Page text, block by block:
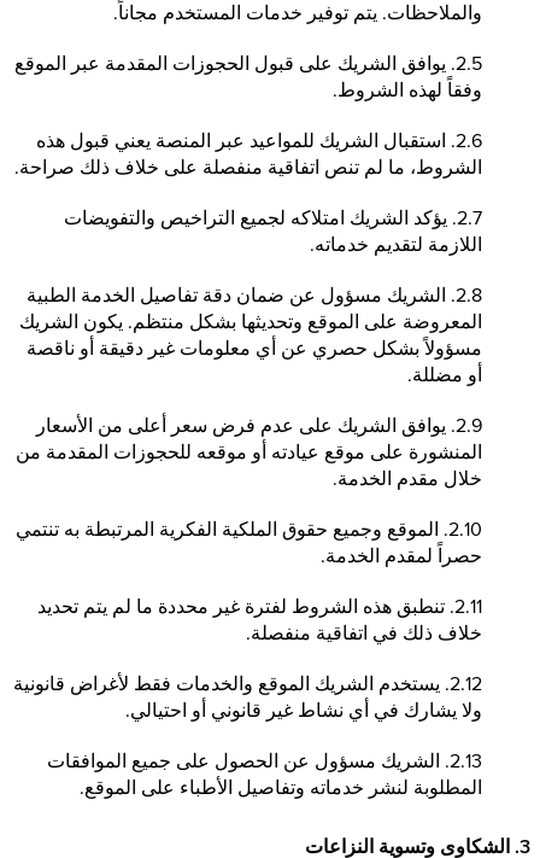
والملاحظات. يتم توفير خدمات المستخدم مجاناً.
2.5. يوافق الشريك على قبول الحجوزات المقدمة عبر الموقع
وفقاً لهذه الشروط.
2.6. استقبال الشريك للمواعيد عبر المنصة يعني قبول هذه
الشروط، ما لم تنص اتفاقية منفصلة على خلاف ذلك صراحة.
2.7. يؤكد الشريك امتلاكه لجميع التراخيص والتفويضات
اللازمة لتقديم خدماته.
2.8. الشريك مسؤول عن ضمان دقة تفاصيل الخدمة الطبية
المعروضة على الموقع وتحديثها بشكل منتظم. يكون الشريك
مسؤولاً بشكل حصري عن أي معلومات غير دقيقة أو ناقصة
أو مضللة.
2.9. يوافق الشريك على عدم فرض سعر أعلى من الأسعار
المنشورة على موقع عيادته أو موقعه للحجوزات المقدمة من
خلال مقدم الخدمة.
2.10. الموقع وجميع حقوق الملكية الفكرية المرتبطة به تنتمي
حصراً لمقدم الخدمة.
2.11. تنطبق هذه الشروط لفترة غير محددة ما لم يتم تحديد
خلاف ذلك في اتفاقية منفصلة.
2.12. يستخدم الشريك الموقع والخدمات فقط لأغراض قانونية
ولا يشارك في أي نشاط غير قانوني أو احتيالي.
2.13. الشريك مسؤول عن الحصول على جميع الموافقات
المطلوبة لنشر خدماته وتفاصيل الأطباء على الموقع.
3. الشكاوى وتسوية النزاعات